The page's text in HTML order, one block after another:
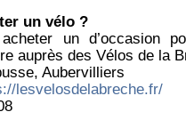
un vélo ?
un d’occasion
auprès des Vélos de la
Aubervilliers
lesvelosdelabreche.fr/